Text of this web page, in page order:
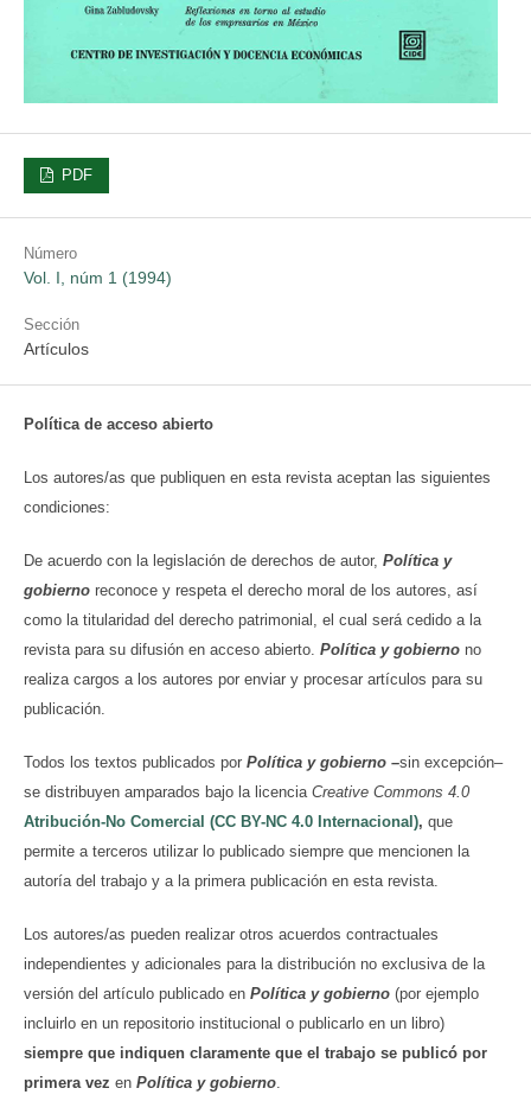
PDF
Número
Vol. I, núm 1 (1994)
Sección
Artículos
Política de acceso abierto
Los autores/as que publiquen en esta revista aceptan las siguientes
condiciones:
De acuerdo con la legislación de derechos de autor, Política y
gobierno reconoce y respeta el derecho moral de los autores, así
como la titularidad del derecho patrimonial, el cual será cedido a la
revista para su difusión en acceso abierto. Política y gobierno no
realiza cargos a los autores por enviar y procesar artículos para su
publicación.
Todos los textos publicados por Política y gobierno –sin excepción–
se distribuyen amparados bajo la licencia Creative Commons 4.0
Atribución-No Comercial (CC BY-NC 4.0 Internacional), que
permite a terceros utilizar lo publicado siempre que mencionen la
autoría del trabajo y a la primera publicación en esta revista.
Los autores/as pueden realizar otros acuerdos contractuales
independientes y adicionales para la distribución no exclusiva de la
versión del artículo publicado en Política y gobierno (por ejemplo
incluirlo en un repositorio institucional o publicarlo en un libro)
siempre que indiquen claramente que el trabajo se publicó por
primera vez en Política y gobierno